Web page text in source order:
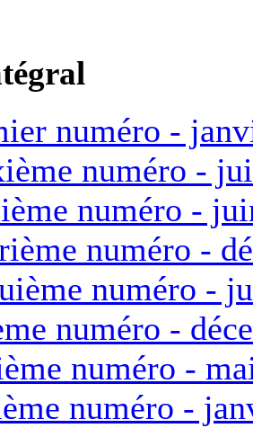
numéro -
numéro -
numéro -
numéro -
numéro -
numéro -
numéro -
numéro -